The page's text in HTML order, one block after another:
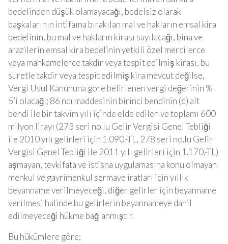
bedelinden düşük olamayacağı, bedelsiz olarak
başkalarının intifaına bırakılan mal ve hakların emsal kira
bedelinin, bu mal ve hakların kirası sayılacağı, bina ve
arazilerin emsal kira bedelinin yetkili özel mercilerce
veya mahkemelerce takdir veya tespit edilmiş kirası, bu
suretle takdir veya tespit edilmiş kira mevcut değilse,
Vergi Usul Kanununa göre belirlenen vergi değerinin %
5’i olacağı; 86 ncı maddesinin birinci bendinin (d) alt
bendi ile bir takvim yılı içinde elde edilen ve toplamı 600
milyon lirayı (273 seri no.lu Gelir Vergisi Genel Tebliği
ile 2010 yılı gelirleri için 1.090.-TL, 278 seri no.lu Gelir
Vergisi Genel Tebliği ile 2011 yılı gelirleri için 1.170.-TL)
aşmayan, tevkifata ve istisna uygulamasına konu olmayan
menkul ve gayrimenkul sermaye iratları için yıllık
beyanname verilmeyeceği, diğer gelirler için beyanname
verilmesi halinde bu gelirlerin beyannameye dahil
edilmeyeceği hükme bağlanmıştır.
Bu hükümlere göre;